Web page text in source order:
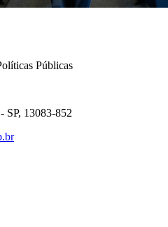
Públicas
SP, 13083-852